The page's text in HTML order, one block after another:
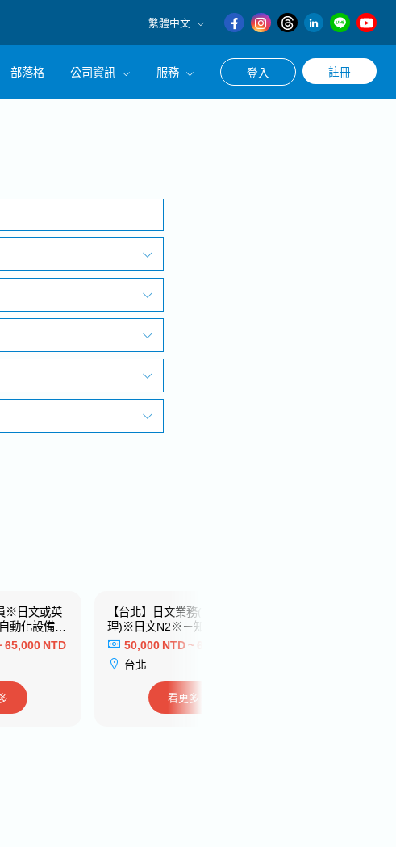
繁體中文
English
日本語
部落格 公司資訊 服務 登入 註冊
※日文或英
動化設備製
65,000 NTD
【台北】日文業務(係長/副
理)※日文N2※－知名電子製
造業50,000 NTD ~ 60,000 NTD
台北
看更多